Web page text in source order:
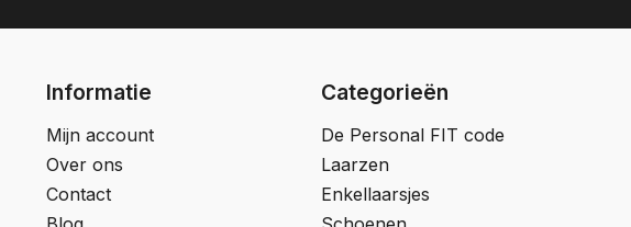
Informatie
Mijn account
Over ons
Contact
Categorieën
De Personal FIT code
Laarzen
Enkellaarsjes